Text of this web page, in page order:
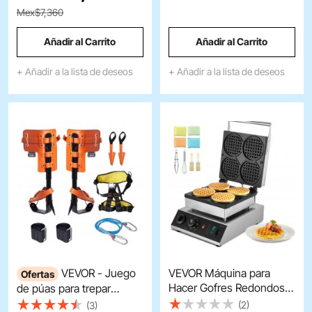
automático/manual,
máquina de soldadura por
puntos de 110 V para
carrocería de aluminio.
Mex$7,360
Añadir al Carrito
+ Añadir a la lista de deseos
recolectar fruta, color
Añadir al Carrito
+ Añadir a la lista de deseos
Ofertas VEVOR - Juego
de púas para trepar
árboles (1 par, acero de
(3)
VEVOR Máquina para
Hacer Gofres Redondos,
de Acero Inoxidable
(2)